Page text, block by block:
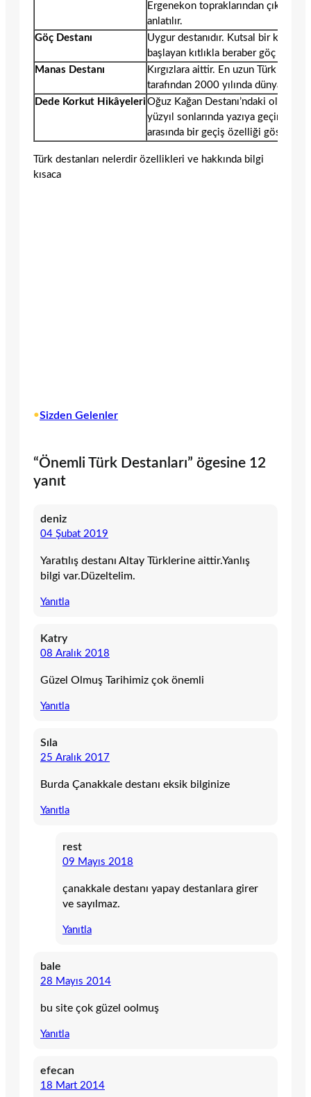
Ergenekon topraklarından çıkmak
anlatılır.
Göç Destanı
Uygur destanıdır. Kutsal bir
başlayan kıtlıkla beraber göç etmek
Manas Destanı
Kırgızlara aittir. En uzun Türk
tarafından 2000 yılında dünyaya
Dede Korkut Hikâye­leri Oğuz Kağan Destanı’ndaki olaylar
yüzyıl sonlarında yazıya
arasında bir geçiş özelliği gösterir
Türk destanları nelerdir özellikleri ve hakkında bilgi
kısaca
•Sizden Gelenler
“Önemli Türk Destanları” ögesine 12
yanıt
deniz
04 Şubat 2019
Yaratılış destanı Altay Türklerine aittir.Yanlış
bilgi var.Düzeltelim.
Yanıtla
Katry
08 Aralık 2018
Güzel Olmuş Tarihimiz çok önemli
Yanıtla
Sıla
25 Aralık 2017
Burda Çanakkale destanı eksik bilginize
Yanıtla
rest
09 Mayıs 2018
çanakkale destanı yapay destanlara girer
ve sayılmaz.
Yanıtla
bale
28 Mayıs 2014
bu site çok güzel oolmuş
Yanıtla
efecan
18 Mart 2014